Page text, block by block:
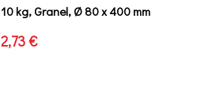
10 kg, Granel, Ø 80 x 400 mm
2,73 €